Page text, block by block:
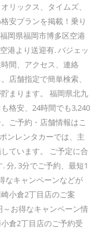
リックス、タイムズ、
安プランを掲載！乗り
岡県福岡市博多区空港
港より送迎有. バジェッ
間、アクセス、連絡
店舗指定で簡単検索、
まります。 福岡県北九
格安、24時間でも3,240
ご予約・店舗情報はこ
ンレンタカーでは、主
ています。 ご予定に合
分, 3分でご予約、最短1
なキャンペーンなどが
小倉2丁目店のご案
お得なキャンペーン情
倉2丁目店のご予約受